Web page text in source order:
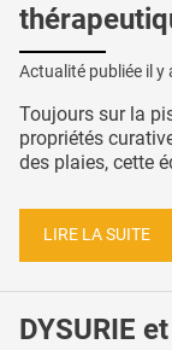
Actualité publiée il y
Toujours sur la
propriétés
des plaies, cette
LIRE LA SUITE
DYSURIE